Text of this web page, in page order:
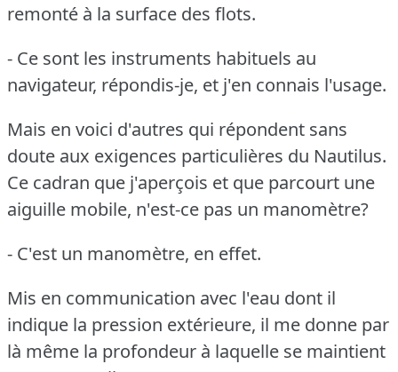
remonté à la surface des flots.
- Ce sont les instruments habituels au
navigateur, répondis-je, et j'en connais l'usage.
Mais en voici d'autres qui répondent sans
doute aux exigences particulières du Nautilus.
Ce cadran que j'aperçois et que parcourt une
aiguille mobile, n'est-ce pas un manomètre?
- C'est un manomètre, en effet.
Mis en communication avec l'eau dont il
indique la pression extérieure, il me donne par
là même la profondeur à laquelle se maintient